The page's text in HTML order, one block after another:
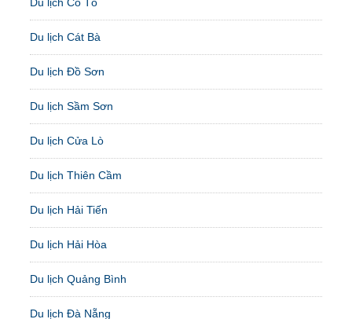
Du lịch Cát Bà
Du lịch Đồ Sơn
Du lịch Sầm Sơn
Du lịch Cửa Lò
Du lịch Thiên Cầm
Du lịch Hải Tiến
Du lịch Hải Hòa
Du lịch Quảng Bình
Du lịch Đà Nẵng